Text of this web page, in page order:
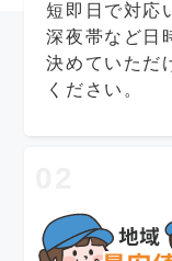
短即日で対応
深夜帯など日
決めていただ
ください。